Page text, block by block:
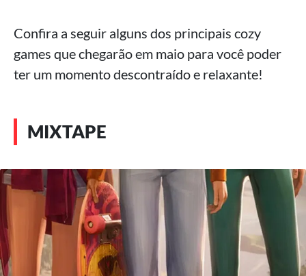
Confira a seguir alguns dos principais cozy
games que chegarão em maio para você poder
ter um momento descontraído e relaxante!
MIXTAPE